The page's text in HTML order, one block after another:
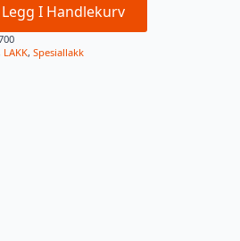
Legg I Handlekurv
LAKK, Spesiallakk